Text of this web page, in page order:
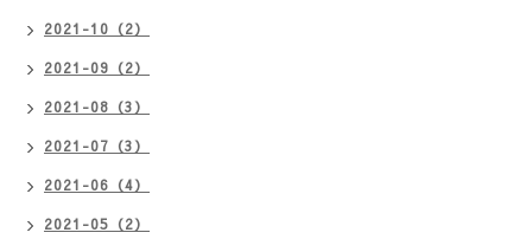
2021-10（2）
2021-09（2）
2021-08（3）
2021-07（3）
2021-06（4）
2021-05（2）